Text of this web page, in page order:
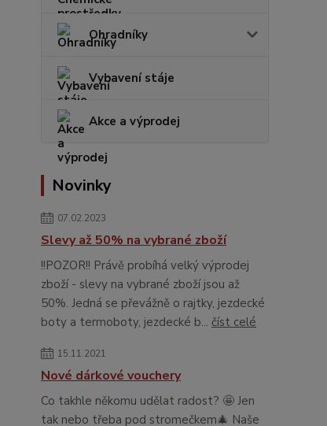
Ohradníky
Vybavení stáje
Akce a výprodej
Novinky
07.02.2023
Slevy až 50% na vybrané zboží
!!POZOR!! Právě probíhá velký výprodej
zboží - slevy na vybrané zboží jsou až
50%. Jedná se převážně o rajtky, jezdecké
boty a termoboty, jezdecké b... číst celé
15.11.2021
Nové dárkové vouchery
Co takhle někomu udělat radost? 🤩 Jen
tak nebo třeba pod stromečkem🎄 Naše